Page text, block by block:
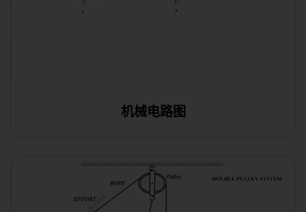
在线编辑
机械电路图